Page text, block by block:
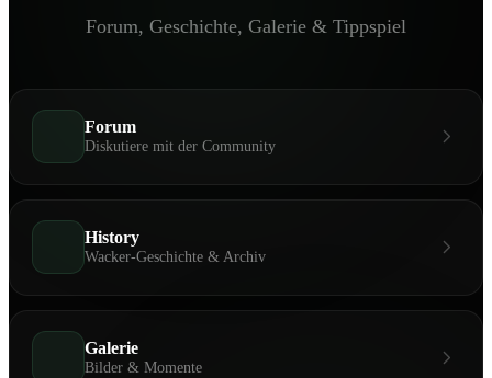
Forum, Geschichte, Galerie & Tippspiel
Forum
Diskutiere mit der Community
History
Wacker-Geschichte & Archiv
Galerie
Bilder & Momente